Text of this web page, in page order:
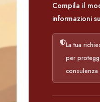
Compila il
informazioni
La tua
per
consulenza